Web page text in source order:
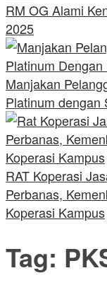
RM OG Alami
2025
Manjakan
Platinum dengan
RAT Koperasi
Perbanas,
Koperasi Kampus
Tag: